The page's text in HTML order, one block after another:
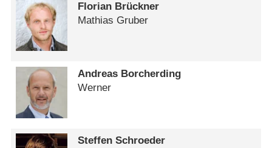
Florian Brückner
Mathias Gruber
Andreas Borcherding
Werner
Steffen Schroeder